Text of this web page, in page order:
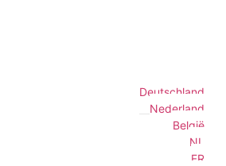
Deutschland
Nederland
België
NL
FR